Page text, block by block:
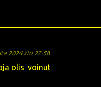
2024 klo 22.58
olisi voinut